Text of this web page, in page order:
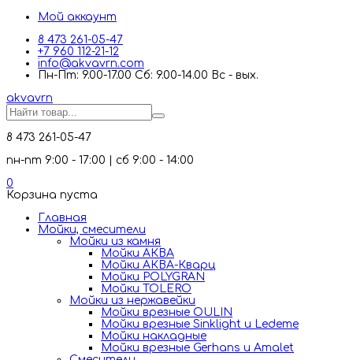
Мой аккаунт
8 473 261-05-47
+7 960 112-21-12
info@akvavrn.com
Пн-Пт: 9.00-17.00 Сб: 9.00-14.00 Вс - вых.
akvavrn
8 473 261-05-47
пн-пт 9:00 - 17:00 | сб 9:00 - 14:00
0
Корзина пуста
Главная
Мойки, смесители
Mойки из камня
Мойки АКВА
Мойки АКВА-Кварц
Мойки POLYGRAN
Мойки TOLERO
Мойки из нержавейки
Мойки врезные OULIN
Мойки врезные Sinklight и Ledeme
Мойки накладные
Мойки врезные Gerhans и Amalet